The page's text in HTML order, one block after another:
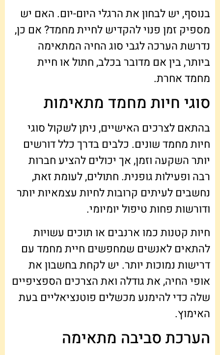
בנוסף, יש לבחון את הרגלי היום-יום. האם יש
מספיק זמן פנוי להקדיש לחיית מחמד? אם כן,
נדרשת הערכה לגבי סוג החיה המתאימה
ביותר, בין אם מדובר בכלב, חתול או חיית
מחמד אחרת.
סוגי חיות מחמד מתאימות
בהתאם לצרכים האישיים, ניתן לשקול סוגי
חיות מחמד שונים. כלבים בדרך כלל דורשים
יותר השקעה וזמן, אך יכולים להציע חברות
רבה ופעילות גופנית. חתולים, לעומת זאת,
נחשבים לעיתים קרובות לחיות עצמאיות יותר
ודורשות פחות טיפול יומיומי.
חיות קטנות כמו ארנבים או תוכים עשויות
להתאים לאנשים שמחפשים חיית מחמד עם
דרישות נמוכות יותר. יש לקחת בחשבון את
אופי החיה, את גודלה ואת הצרכים הספציפיים
שלה כדי להימנע מכשלים פוטנציאליים בעת
האימוץ.
הערכת סביבה מתאימה